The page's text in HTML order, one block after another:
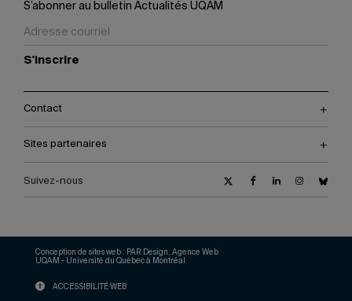
S’abonner au bulletin Actualités UQAM
S'inscrire
Contact
Sites partenaires
Suivez-nous
UQAM - Université du Québec à Montréal
Conception de sites web : PAR Design, Agence Web
ACCESSIBILITÉ WEB